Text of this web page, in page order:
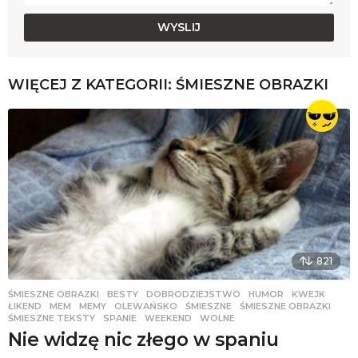
WIĘCEJ Z KATEGORII: ŚMIESZNE OBRAZKI
821
ŚMIESZNE OBRAZKI BESTY ,DOBRODZIEJSTWO ,HUMOR ,KWEJK
ŁIKEND
,MEM ,MEMY ,OLEWAŃSKO ,ŚMIESZNE ,ŚMIESZNE OBRAZKI
ŚMIESZNE TEKSTY
,SPANIE ,WEEKEND ,WOLNE
Nie widzę nic złego w spaniu